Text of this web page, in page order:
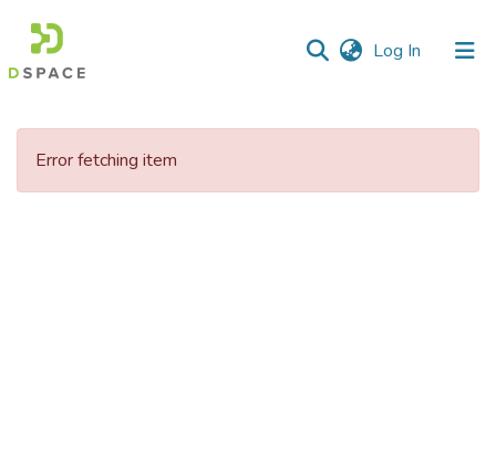
Log In (current)
Communities
Error fetching item